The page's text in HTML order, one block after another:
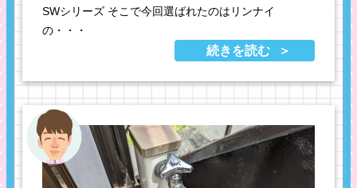
SWシリーズ そこで今回選ばれたのはリンナイ
の・・・
続きを読む